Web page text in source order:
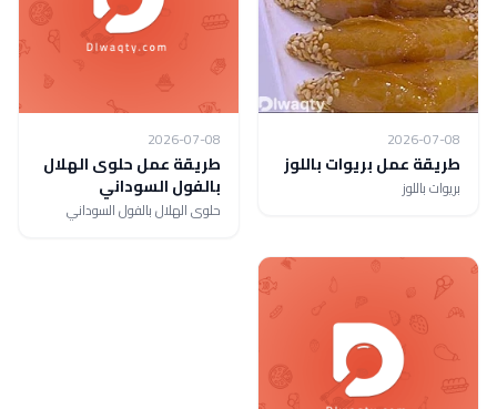
2026-07-08
طريقة عمل بريوات باللوز
بريوات باللوز
2026-07-08
طريقة عمل حلوى الهلال
بالفول السوداني
حلوى الهلال بالفول السوداني